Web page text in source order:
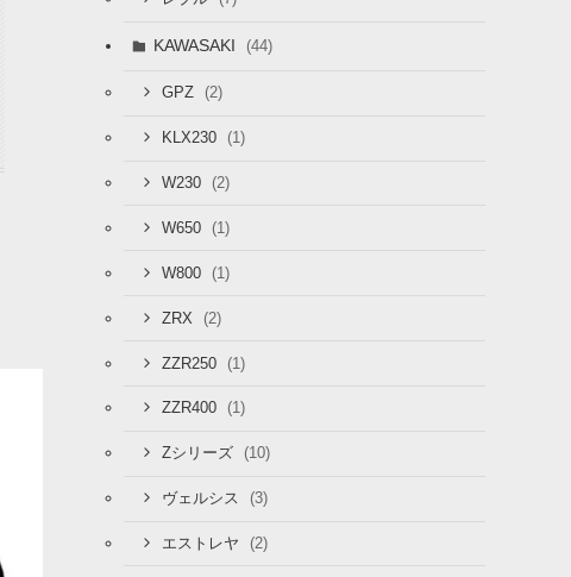
KAWASAKI (44)
GPZ (2)
KLX230 (1)
W230 (2)
W650 (1)
W800 (1)
ZRX (2)
ZZR250 (1)
ZZR400 (1)
Zシリーズ (10)
ヴェルシス (3)
エストレヤ (2)